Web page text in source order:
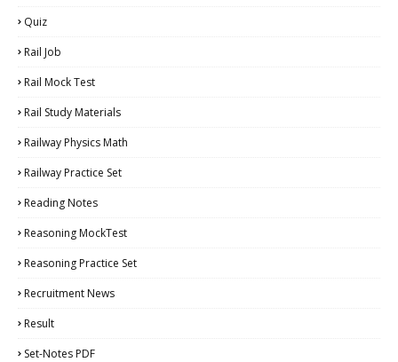
Quiz
Rail Job
Rail Mock Test
Rail Study Materials
Railway Physics Math
Railway Practice Set
Reading Notes
Reasoning MockTest
Reasoning Practice Set
Recruitment News
Result
Set-Notes PDF